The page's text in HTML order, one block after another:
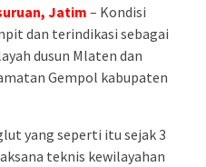
Jatim– Kondisi
dan terindikasi sebagai
dusun Mlaten dan
Gempol kabupaten
yang seperti itu sejak 3
teknis kewilayahan